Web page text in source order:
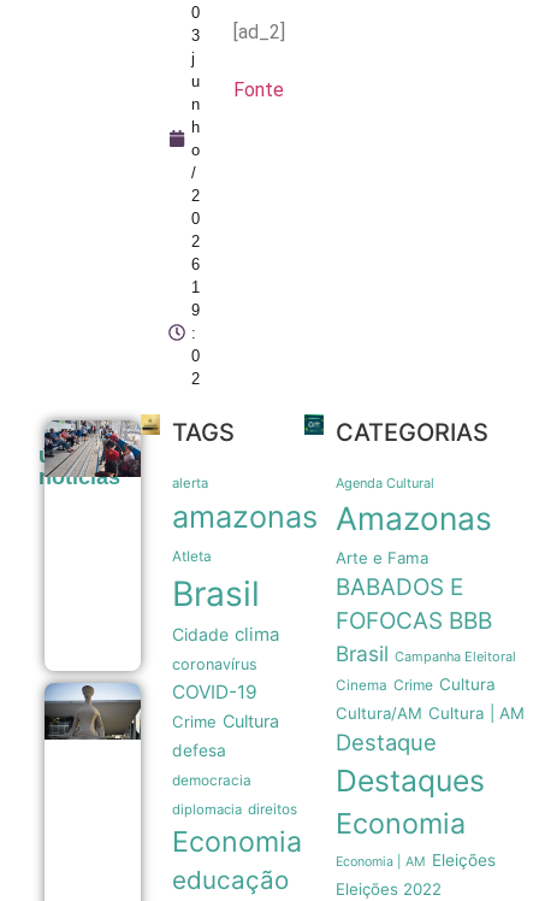
0
3
j
u
n
h
o
/
2
0
2
6
1
9
:
0
2
[ad_2]
Fonte
últimas
noticias
Vacinação
sarampo
Paulo
longas
filas em
postos da
08/08
mantém
proibição
e nega
encontro
Bolsonaro
filhos
TAGS
alerta
amazonas
Atleta
Brasil
Cidade clima
coronavírus
COVID-19
Crime Cultura
defesa
democracia
diplomacia direitos
Economia
educação
CATEGORIAS
Agenda Cultural
Amazonas
Arte e Fama
BABADOS E
FOFOCAS BBB
Brasil Campanha Eleitoral
Cinema Crime Cultura
Cultura/AM Cultura | AM
Destaque
Destaques
Economia
Economia | AM Eleições
Eleições 2022